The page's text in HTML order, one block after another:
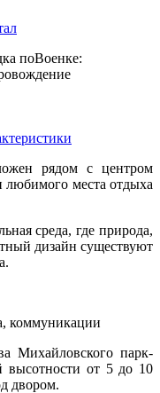
поВоенке:
рядом с центром
места отдыха
среда, где природа,
дизайн существуют
коммуникации
Михайловского парк-
высотности от 5 до 10
двором.